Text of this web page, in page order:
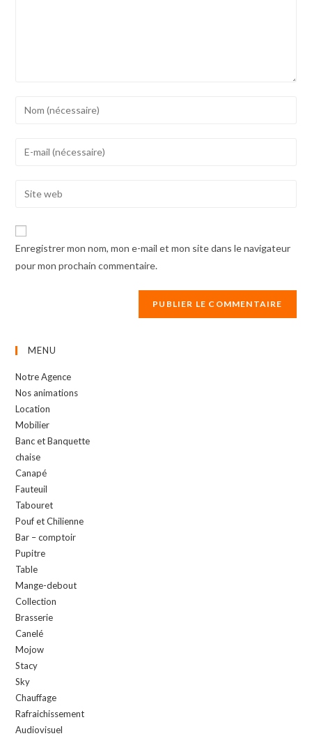
Enter
to
Enter
address
comment
Enter
website
URL
Enregistrer mon nom, mon e-mail et mon site dans le navigateur
pour mon prochain commentaire.
MENU
Notre Agence
Nos animations
Location
Mobilier
Banc et Banquette
chaise
Canapé
Fauteuil
Tabouret
Pouf et Chilienne
Bar – comptoir
Pupitre
Table
Mange-debout
Collection
Brasserie
Canelé
Mojow
Stacy
Sky
Chauffage
Rafraichissement
Audiovisuel